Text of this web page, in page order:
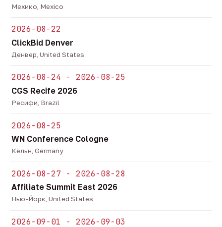
Мехико, Mexico
2026-08-22
ClickBid Denver
Денвер, United States
2026-08-24 - 2026-08-25
CGS Recife 2026
Ресифи, Brazil
2026-08-25
WN Conference Cologne
Кёльн, Germany
2026-08-27 - 2026-08-28
Affiliate Summit East 2026
Нью-Йорк, United States
2026-09-01 - 2026-09-03